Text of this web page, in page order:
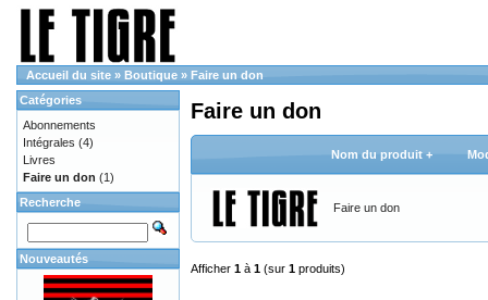
Accueil du site » Boutique » Faire un don
Faire un don
Nom du produit +
Faire un don
Afficher 1 à 1 (sur 1 produits)
Catégories
Abonnements
Intégrales (4)
Livres
Faire un don (1)
Recherche
Nouveautés